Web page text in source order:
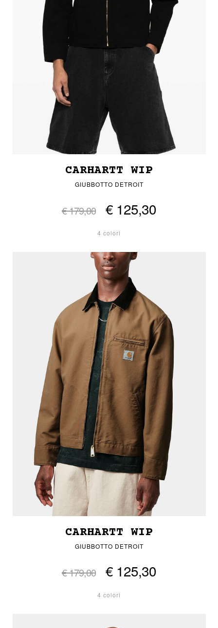
CARHARTT WIP
GIUBBOTTO DETROIT
€ 179,00 € 125,30
4 colori
CARHARTT WIP
GIUBBOTTO DETROIT
€ 179,00 € 125,30
4 colori